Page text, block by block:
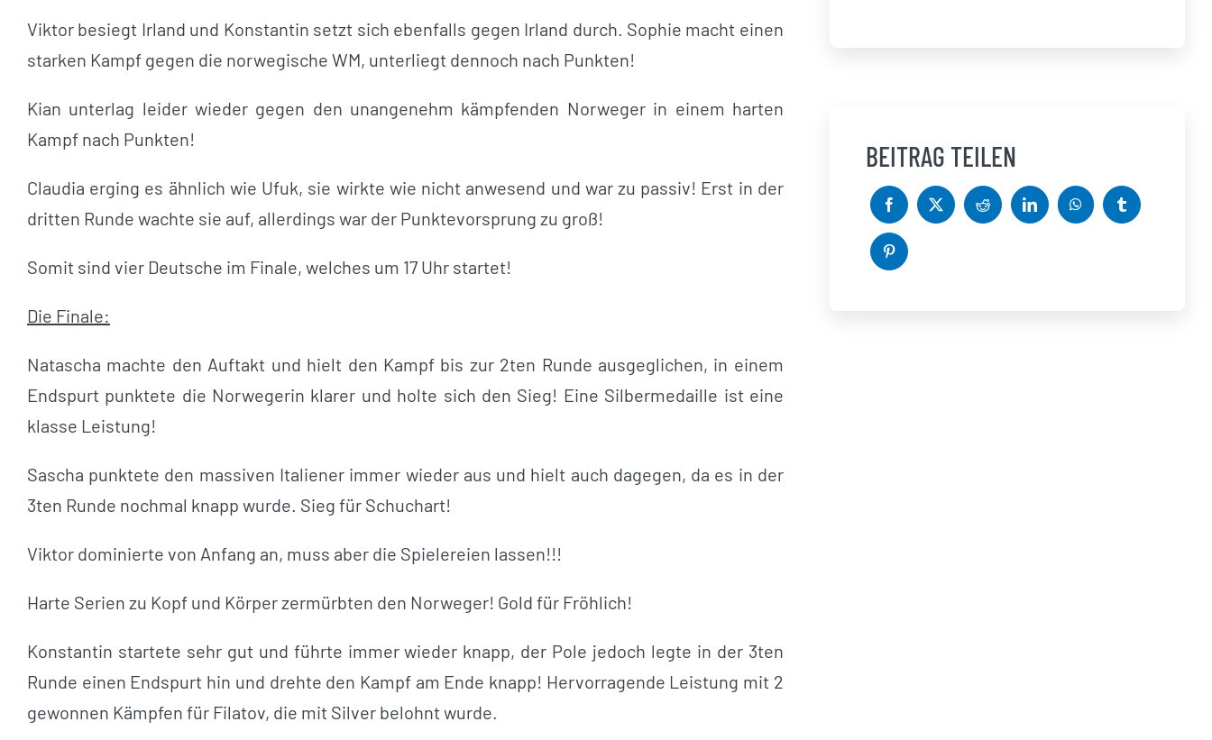
Viktor besiegt Irland und Konstantin setzt sich ebenfalls gegen Irland durch. Sophie macht einen
starken Kampf gegen die norwegische WM, unterliegt dennoch nach Punkten!
Kian unterlag leider wieder gegen den unangenehm kämpfenden Norweger in einem harten
Kampf nach Punkten!
Claudia erging es ähnlich wie Ufuk, sie wirkte wie nicht anwesend und war zu passiv! Erst in der
dritten Runde wachte sie auf, allerdings war der Punktevorsprung zu groß!
Somit sind vier Deutsche im Finale, welches um 17 Uhr startet!
Die Finale:
Natascha machte den Auftakt und hielt den Kampf bis zur 2ten Runde ausgeglichen, in einem
Endspurt punktete die Norwegerin klarer und holte sich den Sieg! Eine Silbermedaille ist eine
klasse Leistung!
Sascha punktete den massiven Italiener immer wieder aus und hielt auch dagegen, da es in der
3ten Runde nochmal knapp wurde. Sieg für Schuchart!
Viktor dominierte von Anfang an, muss aber die Spielereien lassen!!!
Harte Serien zu Kopf und Körper zermürbten den Norweger! Gold für Fröhlich!
Konstantin startete sehr gut und führte immer wieder knapp, der Pole jedoch legte in der 3ten
Runde einen Endspurt hin und drehte den Kampf am Ende knapp! Hervorragende Leistung mit 2
gewonnen Kämpfen für Filatov, die mit Silver belohnt wurde.
BEITRAG TEILEN